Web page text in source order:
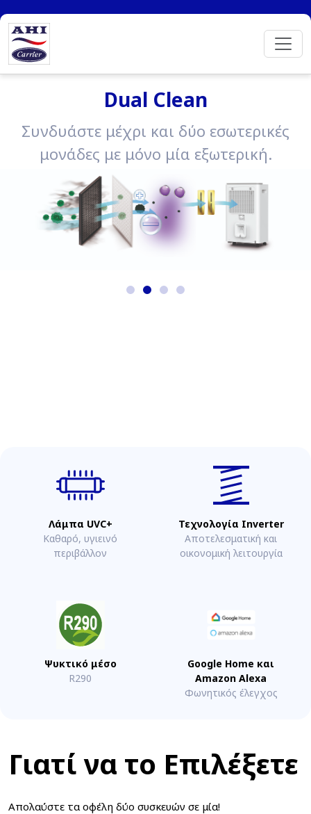
Dual Clean
Συνδυάστε μέχρι και δύο εσωτερικές
μονάδες με μόνο μία εξωτερική.
Λάμπα UVC+
Καθαρό, υγιεινό
περιβάλλον
Τεχνολογία Inverter
Αποτελεσματική και
οικονομική λειτουργία
Ψυκτικό μέσο
R290
Google Home και
Amazon Alexa
Φωνητικός έλεγχος
Γιατί να το Επιλέξετε
Απολαύστε τα οφέλη δύο συσκευών σε μία!